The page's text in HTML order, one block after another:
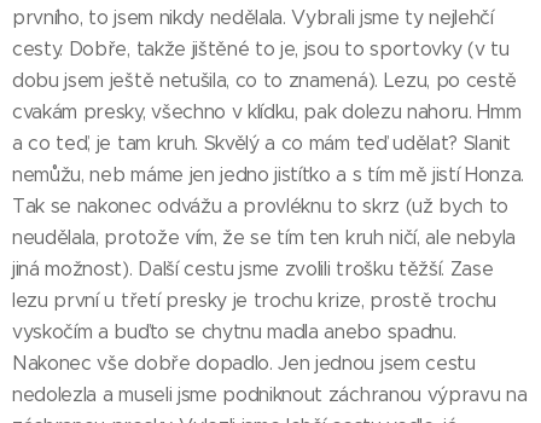
prvního, to jsem nikdy nedělala. Vybrali jsme ty nejlehčí
cesty. Dobře, takže jištěné to je, jsou to sportovky (v tu
dobu jsem ještě netušila, co to znamená). Lezu, po cestě
cvakám presky, všechno v klídku, pak dolezu nahoru. Hmm
a co teď, je tam kruh. Skvělý a co mám teď udělat? Slanit
nemůžu, neb máme jen jedno jistítko a s tím mě jistí Honza.
Tak se nakonec odvážu a provléknu to skrz (už bych to
neudělala, protože vím, že se tím ten kruh ničí, ale nebyla
jiná možnost). Další cestu jsme zvolili trošku těžší. Zase
lezu první u třetí presky je trochu krize, prostě trochu
vyskočím a buďto se chytnu madla anebo spadnu.
Nakonec vše dobře dopadlo. Jen jednou jsem cestu
nedolezla a museli jsme podniknout záchranou výpravu na